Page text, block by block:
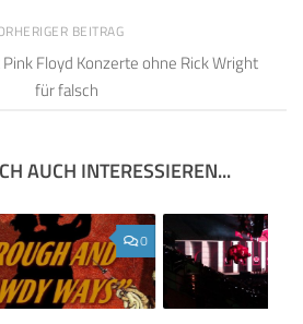
BEITRAG
Floyd Konzerte ohne Rick Wright
für falsch
AUCH INTERESSIEREN...
0